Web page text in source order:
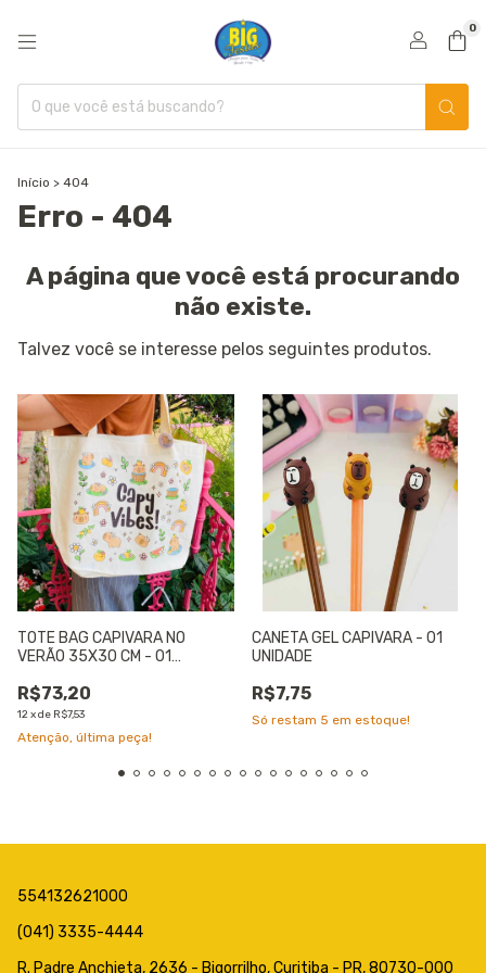
0
Início > 404
Erro - 404
A página que você está procurando
não existe.
Talvez você se interesse pelos seguintes produtos.
TOTE BAG CAPIVARA NO
VERÃO 35X30 CM - 01
R$73,20
12xde R$7,53
Atenção, última peça!
CANETA GEL CAPIVARA - 01
UNIDADE
R$7,75
Só restam 5 em estoque!
554132621000
(041) 3335-4444
R. Padre Anchieta, 2636 - Bigorrilho, Curitiba - PR, 80730-000